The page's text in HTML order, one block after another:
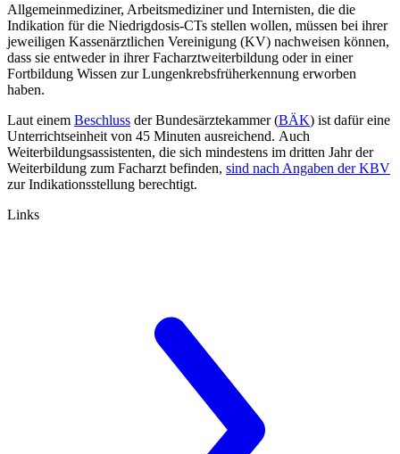
Allgemeinmediziner, Arbeitsmediziner und Internisten, die die
Indikation für die Niedrigdosis-CTs stellen wollen, müssen bei ihrer
jeweiligen Kassenärztlichen Vereinigung (KV) nachweisen können,
dass sie entweder in ihrer Facharztweiterbildung oder in einer
Fortbildung Wissen zur Lungenkrebsfrüherkennung erworben
haben.
Laut einem Beschluss der Bundesärztekammer (BÄK) ist dafür eine
Unterrichtseinheit von 45 Minuten ausreichend. Auch
Weiterbildungsassistenten, die sich mindestens im dritten Jahr der
Weiterbildung zum Facharzt befinden, sind nach Angaben der KBV
zur Indikationsstellung berechtigt.
Links